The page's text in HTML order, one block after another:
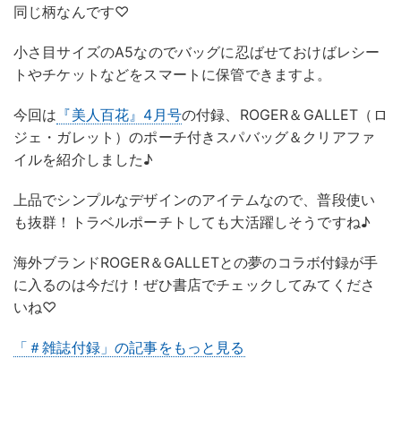
同じ柄なんです♡
小さ目サイズのA5なのでバッグに忍ばせておけばレシー
トやチケットなどをスマートに保管できますよ。
今回は 『美人百花』4月号の付録、ROGER＆GALLET（ロ
ジェ・ガレット）のポーチ付きスパバッグ＆クリアファ
イルを紹介しました♪
上品でシンプルなデザインのアイテムなので、普段使い
も抜群！トラベルポーチトしても大活躍しそうですね♪
海外ブランドROGER＆GALLETとの夢のコラボ付録が手
に入るのは今だけ！ぜひ書店でチェックしてみてくださ
いね♡
「＃雑誌付録」の記事をもっと見る